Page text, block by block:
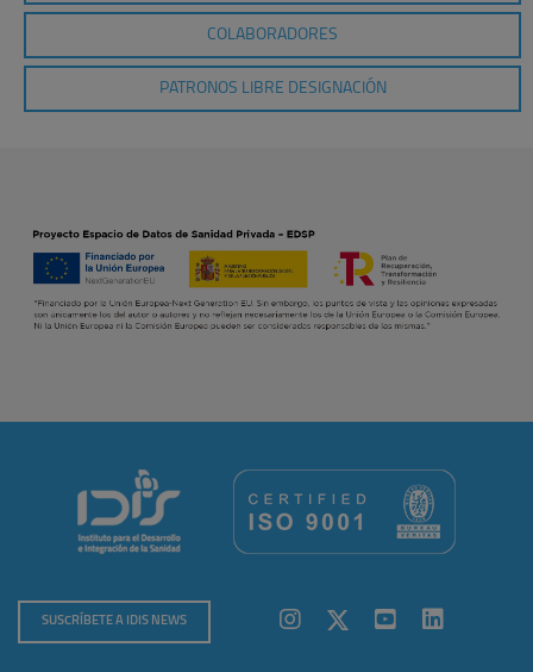
COLABORADORES
PATRONOS LIBRE DESIGNACIÓN
SUSCRÍBETE A IDIS NEWS